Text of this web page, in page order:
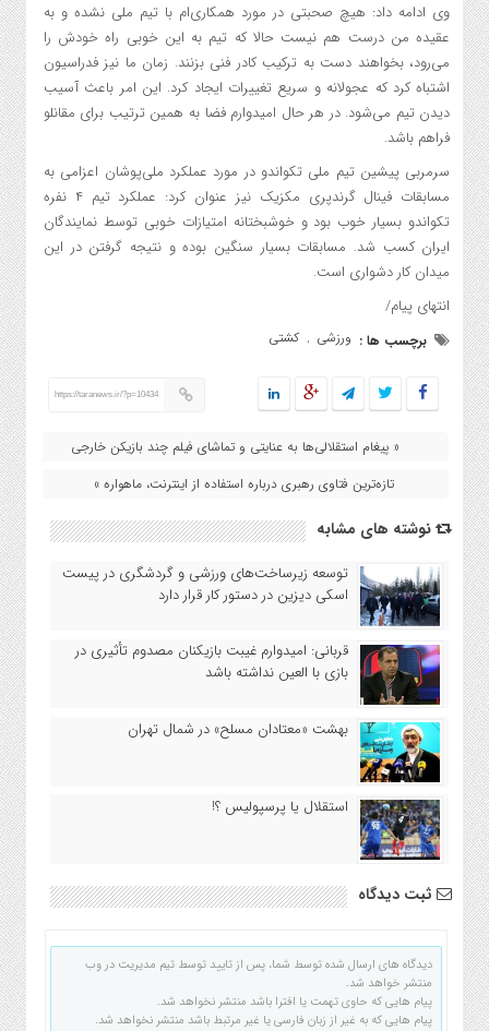
وی ادامه داد: هیچ صحبتی در مورد همکاری‌ام با تیم ملی نشده و به
عقیده من درست هم نیست حالا که تیم به این خوبی راه خودش را
می‌رود، بخواهند دست به ترکیب کادر فنی بزنند. زمان ما نیز فدراسیون
اشتباه کرد که عجولانه و سریع تغییرات ایجاد کرد. این امر باعث آسیب
دیدن تیم می‌شود. در هر حال امیدوارم فضا به همین ترتیب برای مقانلو
فراهم باشد.
سرمربی پیشین تیم ملی تکواندو در مورد عملکرد ملی‌پوشان اعزامی به
مسابقات فینال گرندپری مکزیک نیز عنوان کرد: عملکرد تیم ۴ نفره
تکواندو بسیار خوب بود و خوشبختانه امتیازات خوبی توسط نمایندگان
ایران کسب شد. مسابقات بسیار سنگین بوده و نتیجه گرفتن در این
میدان کار دشواری است.
انتهای پیام/
برچسب ها : ورزشی , کشتی
https://taranews.ir/?p=10434
« پیغام استقلالی‌ها به عنایتی و تماشای فیلم چند بازیکن خارجی
تازه‌ترین فتاوی رهبری درباره استفاده از اینترنت، ماهواره »
نوشته های مشابه
توسعه زیرساخت‌های ورزشی و گردشگری در پیست‌
اسکی دیزین در دستور کار قرار دارد
قربانی: امیدوارم غیبت بازیکنان مصدوم تأثیری در
بازی با العین نداشته باشد
بهشت «معتادان مسلح» در شمال تهران
استقلال یا پرسپولیس ؟!
ثبت دیدگاه
دیدگاه های ارسال شده توسط شما، پس از تایید توسط تیم مدیریت در وب
منتشر خواهد شد.
پیام هایی که حاوی تهمت یا افترا باشد منتشر نخواهد شد.
پیام هایی که به غیر از زبان فارسی یا غیر مرتبط باشد منتشر نخواهد شد.